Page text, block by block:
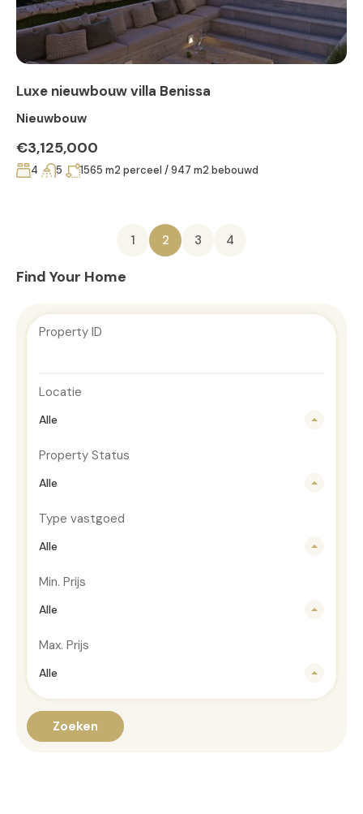
Luxe nieuwbouw villa Benissa
Nieuwbouw
€3,125,000
4 5 1565 m2 perceel / 947 m2 bebouwd
1 2 3 4
Find Your Home
Property ID
Locatie
Alle
Property Status
Alle
Type vastgoed
Alle
Min. Prijs
Alle
Max. Prijs
Alle
Zoeken